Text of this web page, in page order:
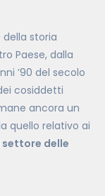
della storia
Paese, dalla
’90 del secolo
cosiddetti
ancora un
quello relativo ai
delle